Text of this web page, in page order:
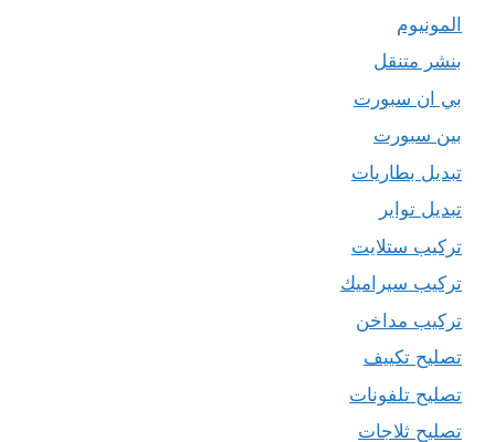
المونيوم
بنشر متنقل
بي ان سبورت
بين سبورت
تبديل بطاريات
تبديل تواير
تركيب ستلايت
تركيب سيراميك
تركيب مداخن
تصليح تكييف
تصليح تلفونات
تصليح ثلاجات